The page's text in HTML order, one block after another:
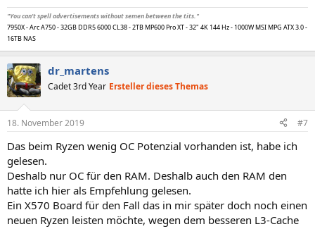
"You can't spell advertisements without semen between the tits."
7950X - Arc A750 - 32GB DDR5 6000 CL38 - 2TB MP600 Pro XT - 32" 4K 144 Hz - 1000W MSI MPG ATX 3.0 -
16TB NAS
dr_martens
Cadet 3rd Year Ersteller dieses Themas
18. November 2019 #7
Das beim Ryzen wenig OC Potenzial vorhanden ist, habe ich
gelesen.
Deshalb nur OC für den RAM. Deshalb auch den RAM den
hatte ich hier als Empfehlung gelesen.
Ein X570 Board für den Fall das in mir später doch noch einen
neuen Ryzen leisten möchte, wegen dem besseren L3-Cache